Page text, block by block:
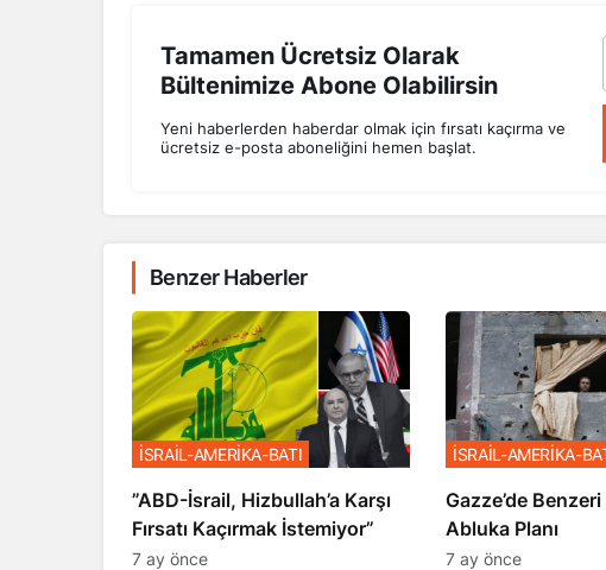
Tamamen Ücretsiz Olarak
Bültenimize Abone Olabilirsin
Yeni haberlerden haberdar olmak için fırsatı kaçırma ve
ücretsiz e-posta aboneliğini hemen başlat.
Benzer Haberler
​​​​​​​”ABD-İsrail, Hizbullah’a Karşı
Fırsatı Kaçırmak İstemiyor”
İSRAİL-AMERİKA-BATI
7 ay önce
​​​​​​​Gazze’de
Abluka Planı
İSRAİL-AMERİKA-
7 ay önce